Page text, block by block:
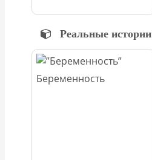
Реальные истории
Беременность